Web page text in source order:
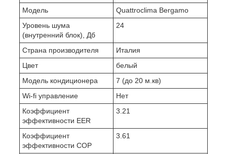
Модель
Quattroclima Bergamo
Уровень шума
(внутренний блок), Дб
24
Страна производителя
Италия
Цвет
белый
Модель кондиционера
7 (до 20 м.кв)
Wi-fi управление
Нет
Коэффициент
эффективности EER
3.21
Коэффициент
эффективности COP
3.61